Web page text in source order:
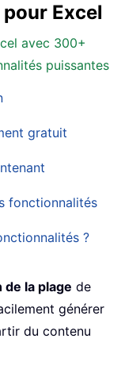
Excel
avec 300+
puissantes
gratuit
fonctionnalités
?
la plage de
générer
du contenu